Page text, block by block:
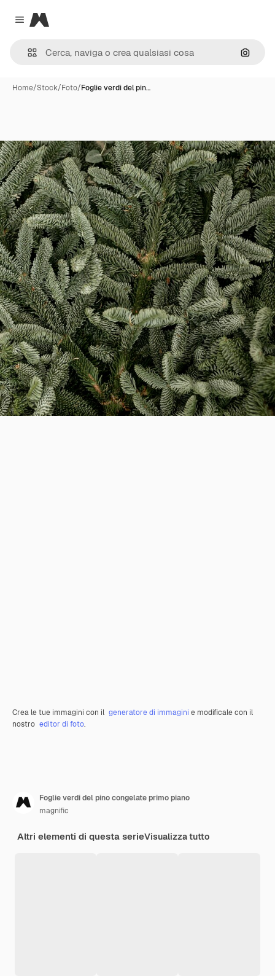
Close menu
Magnific
Cerca
Home/Stock/Foto/Foglie verdi del pin…
Crea le tue immagini con il generatore di immagini e modificale con il
nostro editor di foto.
Foglie verdi del pino congelate primo piano
magnific
Altri elementi di questa serieVisualizza tutto